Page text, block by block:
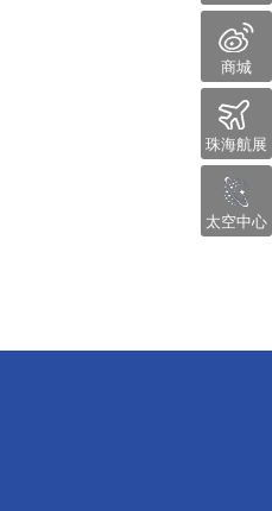
商城
珠海航展
太空中心